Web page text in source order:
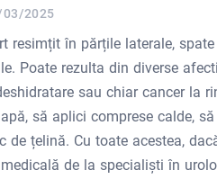
03/2025
resimțit în părțile laterale,
Poate rezulta din diverse
sau chiar cancer la
să aplici comprese calde,
țelină. Cu toate acestea,
de la specialiști în